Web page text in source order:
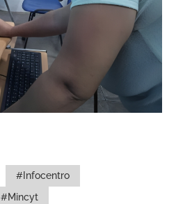
#Infocentro
#Mincyt